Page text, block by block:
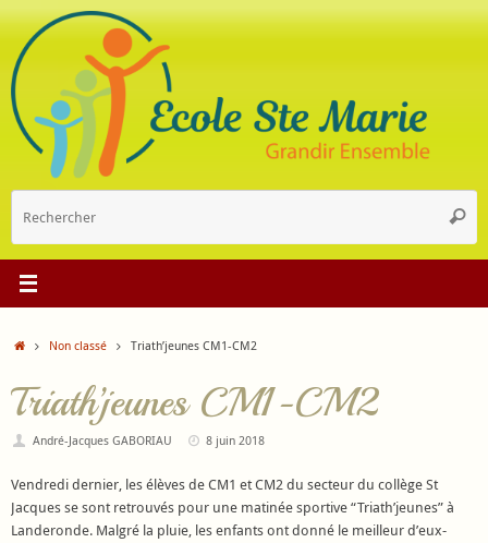
contenu
:
AccueilNon classé Triath’jeunes CM1-CM2
Triath’jeunes CM1-CM2
André-Jacques GABORIAU 8 juin 2018
Vendredi dernier, les élèves de CM1 et CM2 du secteur du collège St
Jacques se sont retrouvés pour une matinée sportive “Triath’jeunes” à
Landeronde. Malgré la pluie, les enfants ont donné le meilleur d’eux-